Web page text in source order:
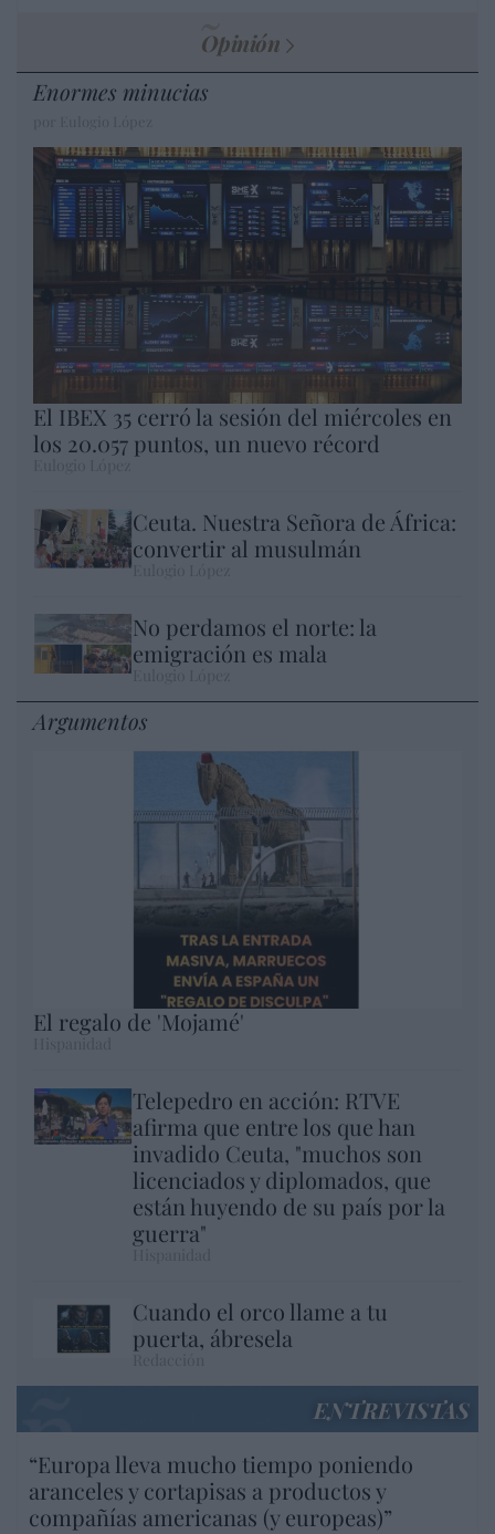
Opinión
Enormes minucias
El IBEX 35 cerró la sesión del miércoles en
los 20.057 puntos, un nuevo récord
Ceuta. Nuestra Señora de África:
convertir al musulmán
No perdamos el norte: la
emigración es mala
Argumentos
El regalo de 'Mojamé'
Telepedro en acción: RTVE
afirma que entre los que han
invadido Ceuta, "muchos son
licenciados y diplomados, que
están huyendo de su país por la
guerra"
Cuando el orco llame a tu
puerta, ábresela
ENTREVISTAS
“Europa lleva mucho tiempo poniendo
aranceles y cortapisas a productos y
compañías americanas (y europeas)”